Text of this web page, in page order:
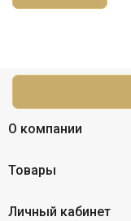
О компании
Товары
Личный кабинет